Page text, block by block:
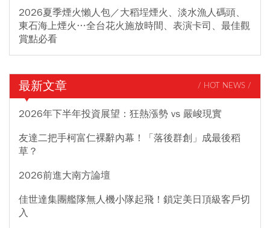
2026夏季煙火懶人包／大稻埕煙火、淡水漁人碼頭、
東石海上煙火…全台花火施放時間、表演卡司、最佳觀
賞點必看
最新文章 / HOT NEWS /
2026年下半年投資展望：狂熱漲勢 vs 嚴峻現實
友達二把手柯富仁裸辭內幕！「落後群創」成最後稻
草？
2026前進大南方論壇
佳世達集團艦隊無人機小隊起飛！鎖定美日頂級客戶切
入